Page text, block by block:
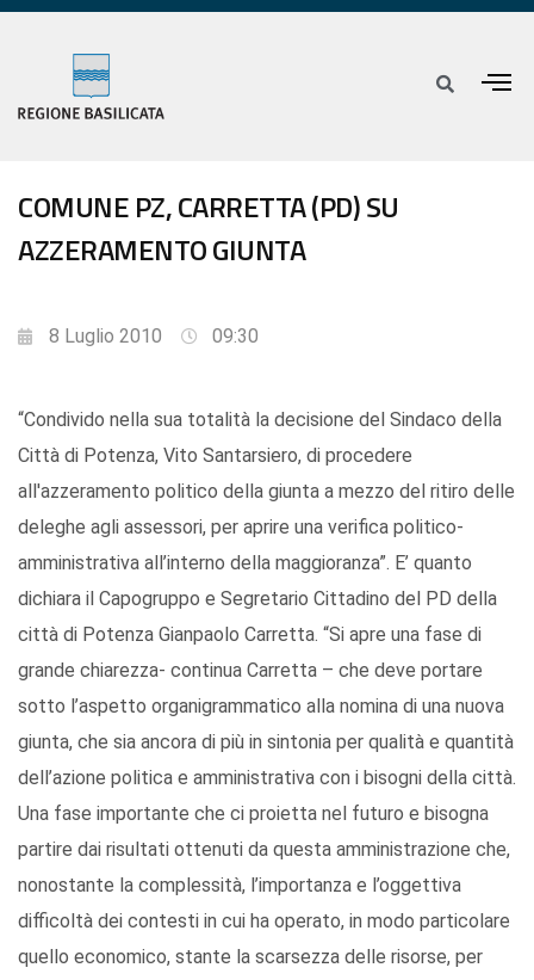
COMUNE PZ, CARRETTA (PD) SU
AZZERAMENTO GIUNTA
8 Luglio 2010 09:30
“Condivido nella sua totalità la decisione del Sindaco della
Città di Potenza, Vito Santarsiero, di procedere
all'azzeramento politico della giunta a mezzo del ritiro delle
deleghe agli assessori, per aprire una verifica politico-
amministrativa all’interno della maggioranza”. E’ quanto
dichiara il Capogruppo e Segretario Cittadino del PD della
città di Potenza Gianpaolo Carretta. “Si apre una fase di
grande chiarezza- continua Carretta – che deve portare
sotto l’aspetto organigrammatico alla nomina di una nuova
giunta, che sia ancora di più in sintonia per qualità e quantità
dell’azione politica e amministrativa con i bisogni della città.
Una fase importante che ci proietta nel futuro e bisogna
partire dai risultati ottenuti da questa amministrazione che,
nonostante la complessità, l’importanza e l’oggettiva
difficoltà dei contesti in cui ha operato, in modo particolare
quello economico, stante la scarsezza delle risorse, per